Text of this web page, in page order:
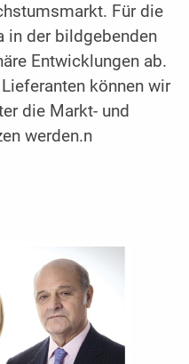
Für die
in der bildgebenden
Entwicklungen ab.
können wir
die Markt- und
werden.n